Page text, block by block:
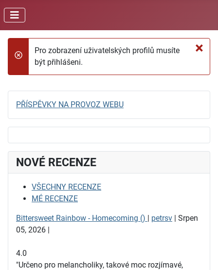
×
danger
Pro zobrazení uživatelských profilů musíte
být přihlášeni.
PŘÍSPĚVKY NA PROVOZ WEBU
NOVÉ RECENZE
VŠECHNY RECENZE
MÉ RECENZE
Bittersweet Rainbow - Homecoming () | petrsv | Srpen
05, 2026 |
4.0
"Určeno pro melancholiky, takové moc rozjímavé,